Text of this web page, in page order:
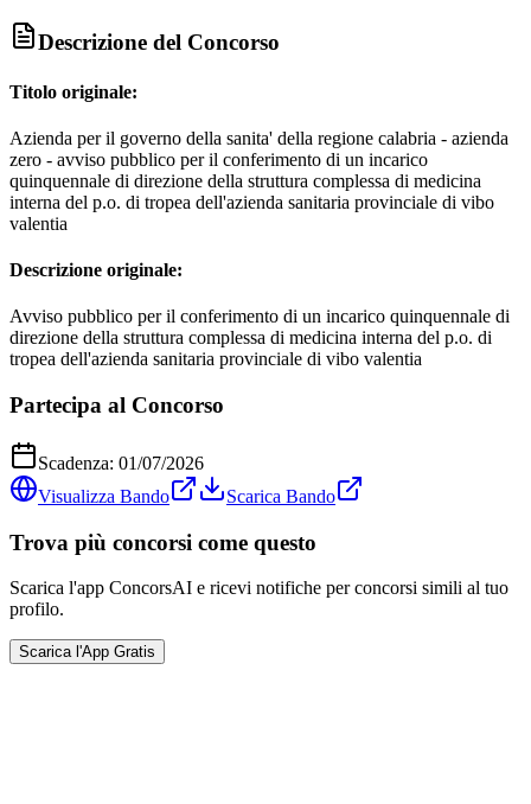
Descrizione del Concorso
Titolo originale:
Azienda per il governo della sanita' della regione calabria - azienda
zero - avviso pubblico per il conferimento di un incarico
quinquennale di direzione della struttura complessa di medicina
interna del p.o. di tropea dell'azienda sanitaria provinciale di vibo
valentia
Descrizione originale:
Avviso pubblico per il conferimento di un incarico quinquennale di
direzione della struttura complessa di medicina interna del p.o. di
tropea dell'azienda sanitaria provinciale di vibo valentia
Partecipa al Concorso
Scadenza: 01/07/2026
Visualizza Bando
Scarica Bando
Trova più concorsi come questo
Scarica l'app ConcorsAI e ricevi notifiche per concorsi simili al tuo
profilo.
Scarica l'App Gratis